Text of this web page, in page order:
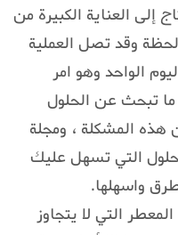
إلى العناية الكبيرة من
وقد تصل العملية
مرات إلى 4 خلال اليوم الواحد وهو امر
ما تبحث عن الحلول
هذه المشكلة ، ومجلة
التي تسهل عليك
واسهلها.
التي لا يتجاوز